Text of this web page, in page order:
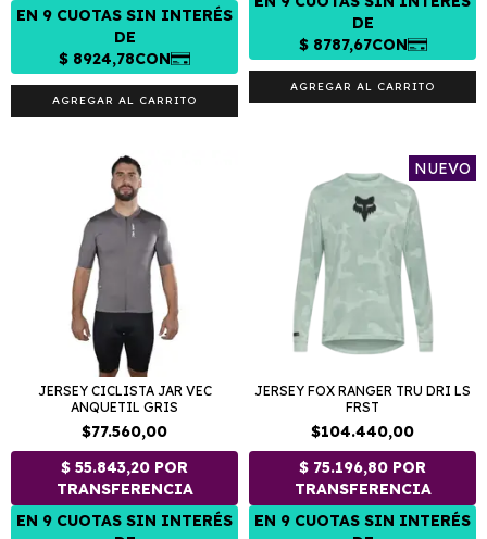
AGREGAR AL CARRITO
AGREGAR AL CARRITO
JERSEY CICLISTA JAR VEC
ANQUETIL GRIS
$77.560,00
NUEVO
JERSEY FOX RANGER TRU DRI LS
FRST
$104.440,00